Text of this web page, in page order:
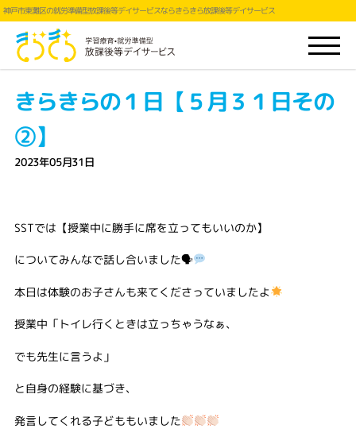
神戸市東灘区の就労準備型放課後等デイサービスならきらきら放課後等デイサービス
きらきらの１日【５月３１日その
②】
2023年05月31日
SSTでは【授業中に勝手に席を立ってもいいのか】
についてみんなで話し合いました🗣
本日は体験のお子さんも来てくださっていましたよ
授業中「トイレ行くときは立っちゃうなぁ、
でも先生に言うよ」
と自身の経験に基づき、
発言してくれる子どももいました